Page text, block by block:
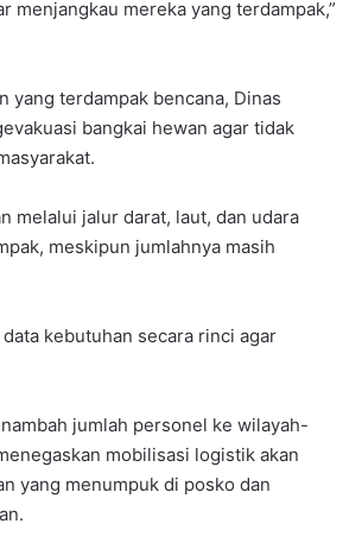
menjangkau mereka yang terdampak,”
yang terdampak bencana, Dinas
bangkai hewan agar tidak
melalui jalur darat, laut, dan udara
meskipun jumlahnya masih
kebutuhan secara rinci agar
jumlah personel ke wilayah-
mobilisasi logistik akan
yang menumpuk di posko dan